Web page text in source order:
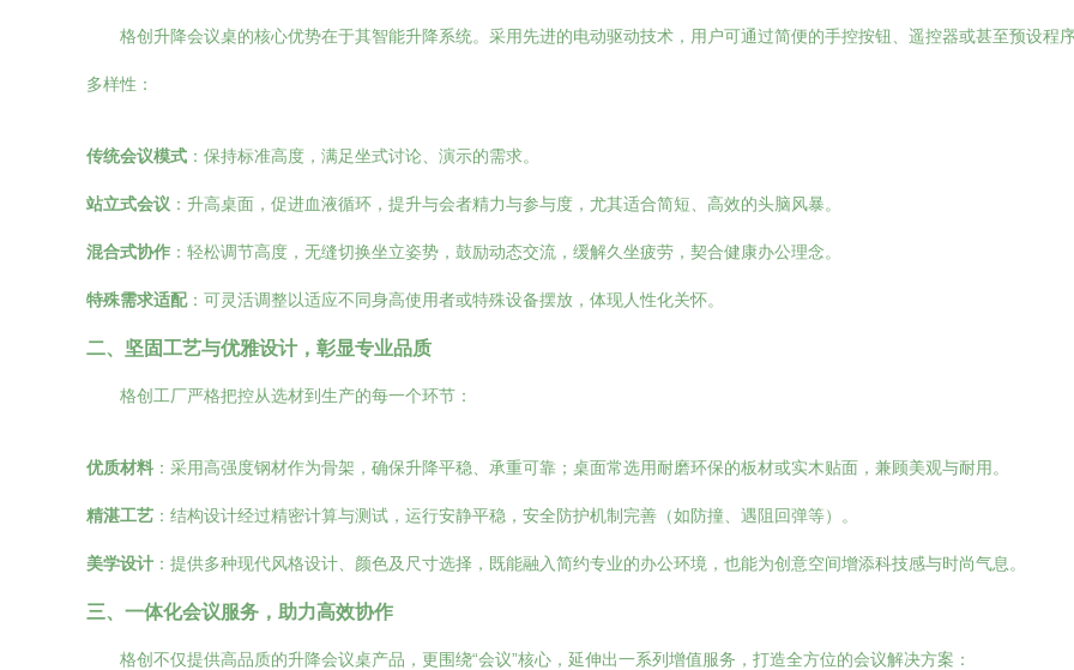
格创升降会议桌的核心优势在于其智能升降系统。采用先进的电动驱动技术，用户可通过简便的手控按钮、遥控器或甚至预设程
多样性：
传统会议模式 ：保持标准高度，满足坐式讨论、演示的需求。
站立式会议 ：升高桌面，促进血液循环，提升与会者精力与参与度，尤其适合简短、高效的头脑风暴。
混合式协作 ：轻松调节高度，无缝切换坐立姿势，鼓励动态交流，缓解久坐疲劳，契合健康办公理念。
特殊需求适配：可灵活调整以适应不同身高使用者或特殊设备摆放，体现人性化关怀。
二、坚固工艺与优雅设计，彰显专业品质
格创工厂严格把控从选材到生产的每一个环节：
优质材料 ：采用高强度钢材作为骨架，确保升降平稳、承重可靠；桌面常选用耐磨环保的板材或实木贴面，兼顾美观与耐用。
精湛工艺 ：结构设计经过精密计算与测试，运行安静平稳，安全防护机制完善（如防撞、遇阻回弹等）。
美学设计 ：提供多种现代风格设计、颜色及尺寸选择，既能融入简约专业的办公环境，也能为创意空间增添科技感与时尚气息。
三、一体化会议服务，助力高效协作
格创不仅提供高品质的升降会议桌产品，更围绕“会议”核心，延伸出一系列增值服务，打造全方位的会议解决方案：